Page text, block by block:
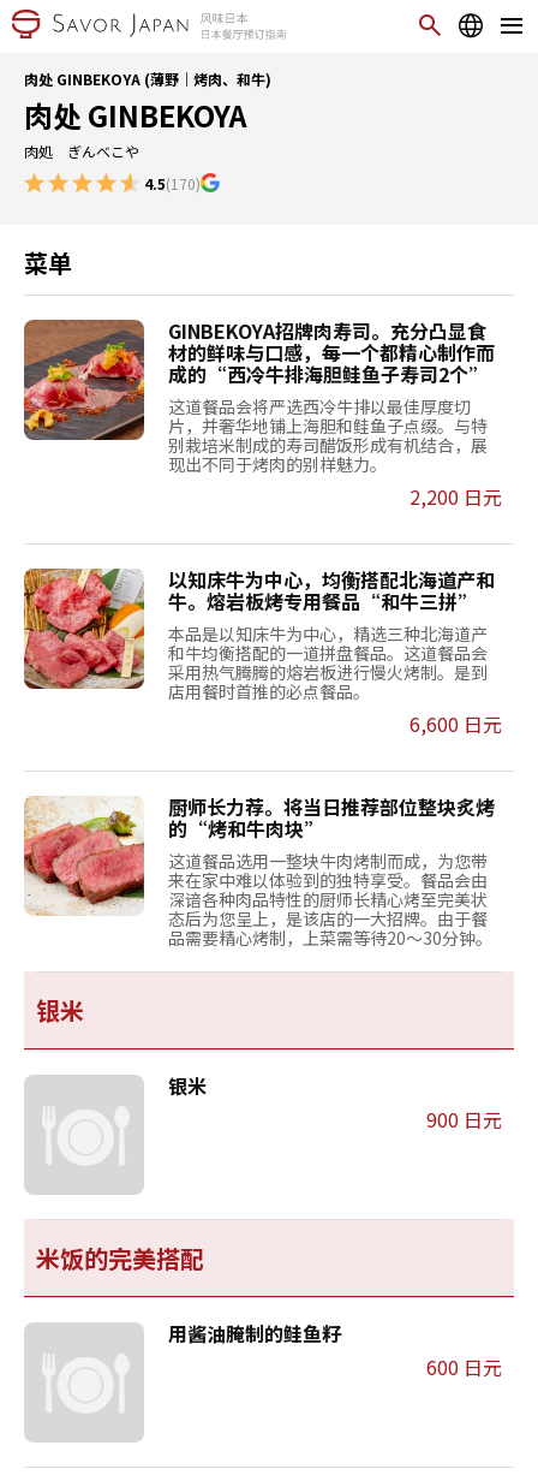
肉处 GINBEKOYA (薄野｜烤肉、和牛)
肉处 GINBEKOYA
肉処 ぎんべこや
4.5(170)
菜单
GINBEKOYA招牌肉寿司。充分凸显食
材的鲜味与口感，每一个都精心制作而
成的“西冷牛排海胆鲑鱼子寿司2个”
这道餐品会将严选西冷牛排以最佳厚度切
片，并奢华地铺上海胆和鲑鱼子点缀。与特
别栽培米制成的寿司醋饭形成有机结合，展
现出不同于烤肉的别样魅力。
2,200 日元
以知床牛为中心，均衡搭配北海道产和
牛。熔岩板烤专用餐品“和牛三拼”
本品是以知床牛为中心，精选三种北海道产
和牛均衡搭配的一道拼盘餐品。这道餐品会
采用热气腾腾的熔岩板进行慢火烤制。是到
店用餐时首推的必点餐品。
6,600 日元
厨师长力荐。将当日推荐部位整块炙烤
的“烤和牛肉块”
这道餐品选用一整块牛肉烤制而成，为您带
来在家中难以体验到的独特享受。餐品会由
深谙各种肉品特性的厨师长精心烤至完美状
态后为您呈上，是该店的一大招牌。由于餐
品需要精心烤制，上菜需等待20～30分钟。
银米
银米
900 日元
米饭的完美搭配
用酱油腌制的鲑鱼籽
600 日元